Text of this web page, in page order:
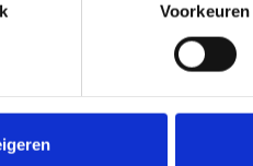
Voorkeuren
van een analyse van uw